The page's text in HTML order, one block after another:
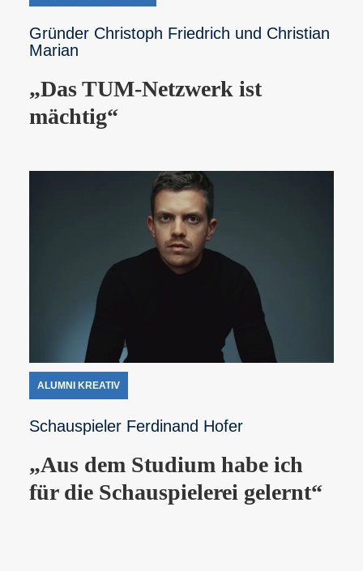
Gründer Christoph Friedrich und Christian
Marian
„Das TUM-Netzwerk ist
mächtig“
ALUMNI KREATIV
Schauspieler Ferdinand Hofer
„Aus dem Studium habe ich
für die Schauspielerei gelernt“